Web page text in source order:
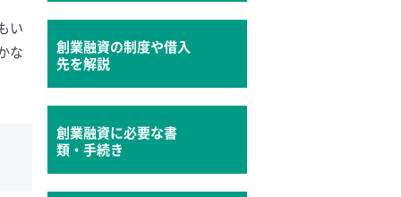
い
な
創業融資の制度や借入
先を解説
創業融資に必要な書
類・手続き